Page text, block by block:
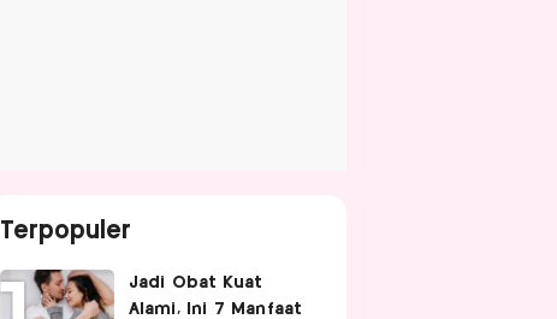
Terpopuler
Jadi Obat Kuat
Alami, Ini 7 Manfaat